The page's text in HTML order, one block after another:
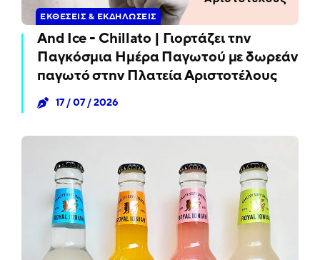
ΕΚΘΈΣΕΙΣ & ΕΚΔΗΛΏΣΕΙΣ
And Ice - Chillato | Γιορτάζει την
Παγκόσμια Ημέρα Παγωτού με δωρεάν
παγωτό στην Πλατεία Αριστοτέλους
17 / 07 / 2026